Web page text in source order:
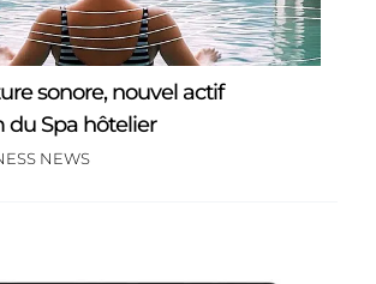
sonore, nouvel actif
Spa hôtelier
NEWS